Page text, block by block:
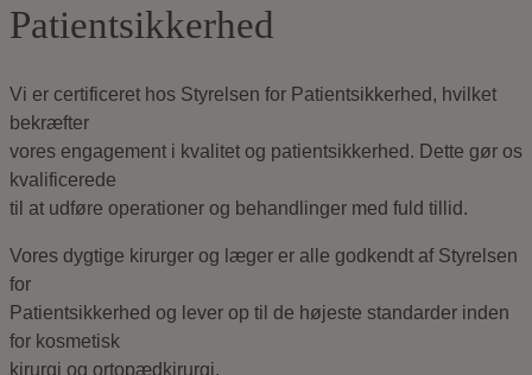
Patientsikkerhed
Vi er certificeret hos Styrelsen for Patientsikkerhed, hvilket
bekræfter
vores engagement i kvalitet og patientsikkerhed. Dette gør os
kvalificerede
til at udføre operationer og behandlinger med fuld tillid.
Vores dygtige kirurger og læger er alle godkendt af Styrelsen
for
Patientsikkerhed og lever op til de højeste standarder inden
for kosmetisk
kirurgi og ortopædkirurgi.